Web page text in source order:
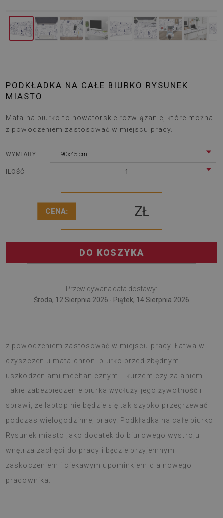
PODKŁADKA NA CAŁE BIURKO RYSUNEK
MIASTO
Mata na biurko to nowatorskie rozwiązanie, które można
z powodzeniem zastosować w miejscu pracy.
WYMIARY: 90x45 cm
ILOŚĆ 1
CENA: ZŁ
DO KOSZYKA
Przewidywana data dostawy:
Środa, 12 Sierpnia 2026 - Piątek, 14 Sierpnia 2026
z powodzeniem zastosować w miejscu pracy. Łatwa w
czyszczeniu mata chroni biurko przed zbędnymi
uszkodzeniami mechanicznymi i kurzem czy zalaniem.
Takie zabezpieczenie biurka wydłuży jego żywotność i
sprawi, że laptop nie będzie się tak szybko przegrzewać
podczas wielogodzinnej pracy. Podkładka na całe biurko
Rysunek miasto jako dodatek do biurowego wystroju
wnętrza zachęci do pracy i będzie przyjemnym
zaskoczeniem i ciekawym upominkiem dla nowego
pracownika.